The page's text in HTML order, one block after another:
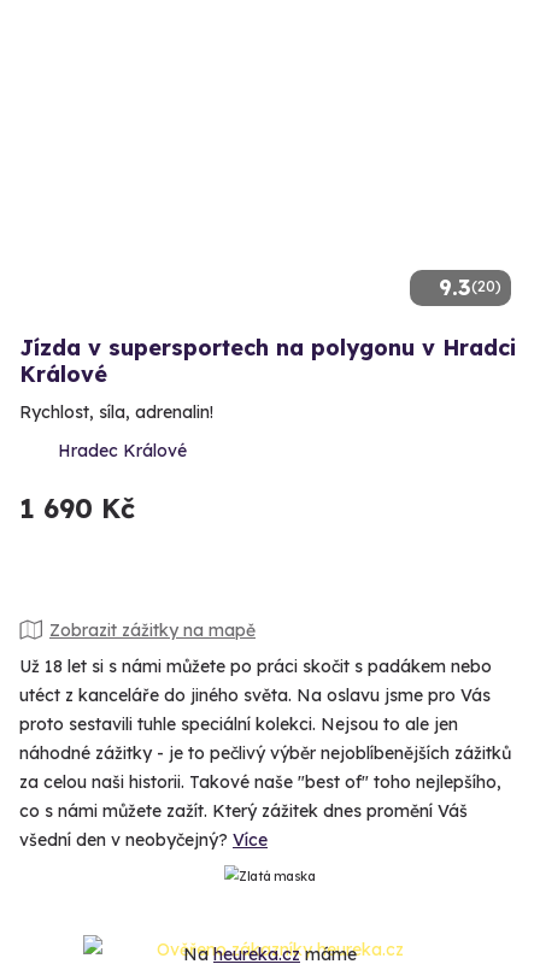
9.3(20)
Jízda v supersportech na polygonu v Hradci
Králové
Rychlost, síla, adrenalin!
Hradec Králové
1 690 Kč
Zobrazit zážitky na mapě
Už 18 let si s námi můžete po práci skočit s padákem nebo
utéct z kanceláře do jiného světa. Na oslavu jsme pro Vás
proto sestavili tuhle speciální kolekci. Nejsou to ale jen
náhodné zážitky - je to pečlivý výběr nejoblíbenějších zážitků
za celou naši historii. Takové naše "best of" toho nejlepšího,
co s námi můžete zažít. Který zážitek dnes promění Váš
všední den v neobyčejný? Více
Naheureka.czmáme